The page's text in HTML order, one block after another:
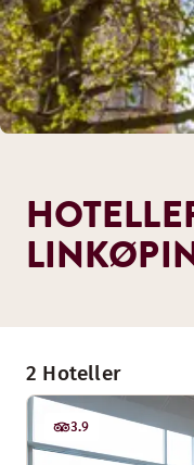
2 Hoteller
3.9